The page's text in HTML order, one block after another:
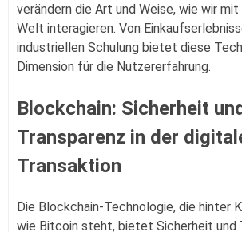
verändern die Art und Weise, wie wir
Welt interagieren. Von
industriellen Schulung bietet diese
Dimension für die Nutzererfahrung.
Blockchain: Sicherheit und
Transparenz in der
Transaktion
Die Blockchain-Technologie, die hinter
wie Bitcoin steht, bietet Sicherheit und